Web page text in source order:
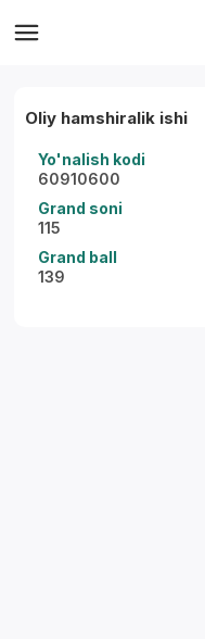
Oliy hamshiralik ishi
Yo'nalish kodi
60910600
Grand soni
115
Grand ball
139